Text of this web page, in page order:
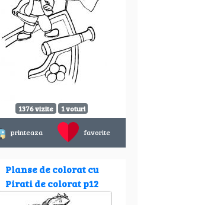
1376 vizite 1 voturi
printeaza favorite
Planse de colorat cu
Pirati de colorat p12